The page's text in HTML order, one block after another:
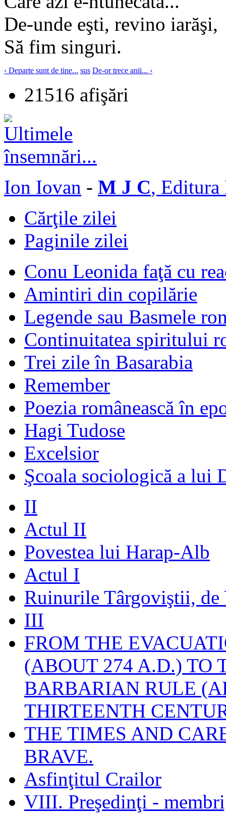
De-unde eşti, revino iarăşi,
Să fim singuri.
‹ Departe sunt de tine... sus De-or trece anii... ›
21516 afişări
Ion Iovan - M J C, Editura
Cărţile zilei
Paginile zilei
Conu Leonida faţă cu
Amintiri din copilărie
Legende sau Basmele
Continuitatea spiritului
Trei zile în Basarabia
Remember
Poezia românească în
Hagi Tudose
Excelsior
Şcoala sociologică a lui
II
Actul II
Povestea lui Harap-Alb
Actul I
Ruinurile Târgoviştii, de
III
FROM THE
(ABOUT 274 A.D.) TO
BARBARIAN RULE
THIRTEENTH
THE TIMES AND
BRAVE.
Asfinţitul Crailor
VIII. Preşedinţi -